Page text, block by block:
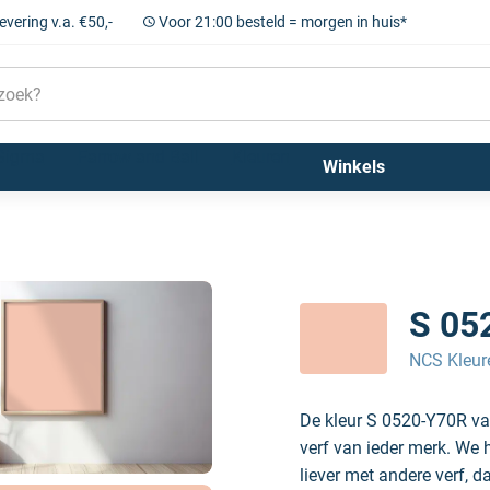
v.a. €50,- Voor 21:00 besteld = morgen in huis*
Winkels
S
NCS
De kleur S 0520-Y70R
verf van ieder merk. We
liever met andere verf,